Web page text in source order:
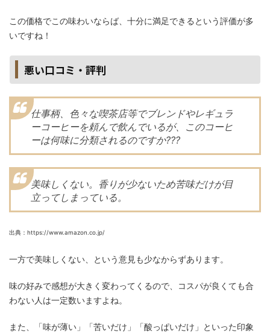
この価格でこの味わいならば、十分に満足できるという評価が多
いですね！
悪い口コミ・評判
仕事柄、色々な喫茶店等でブレンドやレギュラ
ーコーヒーを頼んで飲んでいるが、このコーヒ
ーは何味に分類されるのですか???
美味しくない。香りが少ないため苦味だけが目
立ってしまっている。
出典：https://www.amazon.co.jp/
一方で美味しくない、という意見も少なからずあります。
味の好みで感想が大きく変わってくるので、コスパが良くても合
わない人は一定数いますよね。
また、「味が薄い」「苦いだけ」「酸っぱいだけ」といった印象